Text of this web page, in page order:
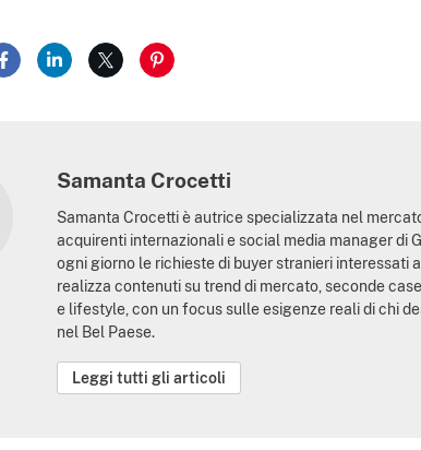
Condividi su Facebook
Condividi su LinkedIn
Condividi su XCondividi su Pinterest
Samanta Crocetti
Samanta Crocetti è autrice specializzata nel
acquirenti internazionali e social media manager di
ogni giorno le richieste di buyer stranieri interessati
realizza contenuti su trend di mercato, seconde
e lifestyle, con un focus sulle esigenze reali di chi
nel Bel Paese.
Leggi tutti gli articoli